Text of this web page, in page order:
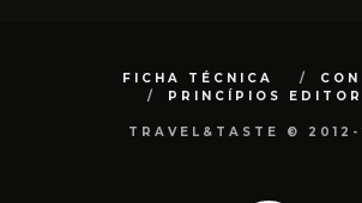
FICHA TÉCNICA
PRINCÍPIOS
TRAVEL&TASTE ©